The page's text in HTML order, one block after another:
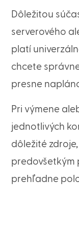
Dôležitou
serverového
platí
chcete
presne
Pri výmene
jednotlivých
dôležité
predovšetkým
prehľadne